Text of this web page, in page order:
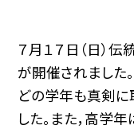
７月１７日（日）
が開催されました。
どの学年も真剣に
した。また，高学